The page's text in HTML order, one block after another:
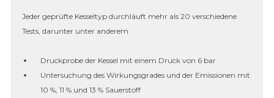
Jeder geprüfte Kesseltyp durchläuft mehr als 20 verschiedene
Tests, darunter unter anderem
Druckprobe der Kessel mit einem Druck von 6 bar
Untersuchung des Wirkungsgrades und der Emissionen mit
10 %, 11 % und 13 % Sauerstoff